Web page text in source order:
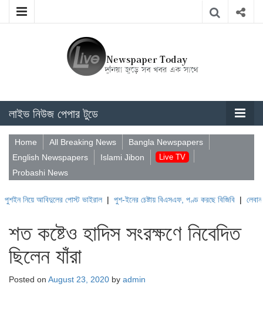
লাইভ নিউজ পেপার টুডে
Home All Breaking News
Bangla Newspapers
English Newspapers
Islami Jibon Live TV
Probashi News
আবিদুলের পোস্ট ভাইরাল| পুশ-ইনের চেষ্টায় বিএসএফ, পণ্ড করছে বিজিবি|লেবাননের
শত কষ্টেও হাদিস সংরক্ষণে নিবেদিত
ছিলেন যাঁরা
Posted on August 23, 2020 by admin